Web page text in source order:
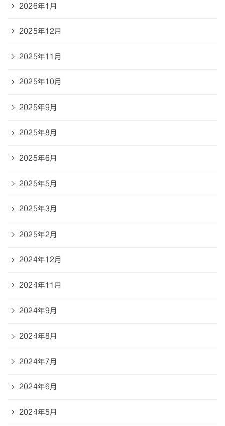
2026年1月
2025年12月
2025年11月
2025年10月
2025年9月
2025年8月
2025年6月
2025年5月
2025年3月
2025年2月
2024年12月
2024年11月
2024年9月
2024年8月
2024年7月
2024年6月
2024年5月